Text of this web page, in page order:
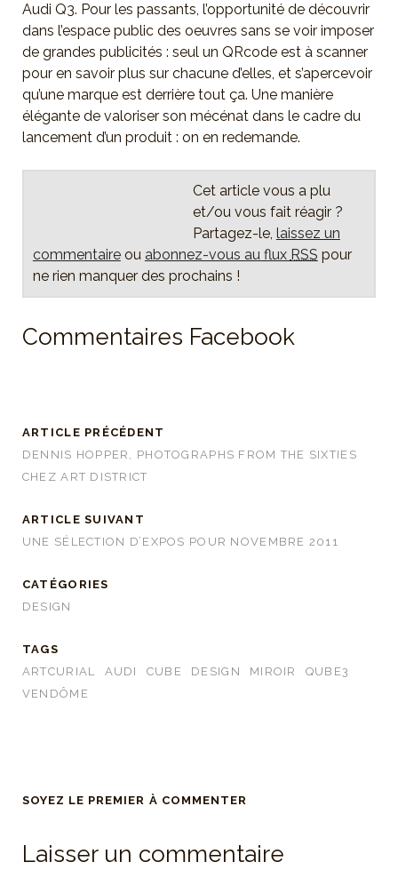
Audi Q3. Pour les passants, l’opportunité de découvrir
dans l’espace public des oeuvres sans se voir imposer
de grandes publicités : seul un QRcode est à scanner
pour en savoir plus sur chacune d’elles, et s’apercevoir
qu’une marque est derrière tout ça. Une manière
élégante de valoriser son mécénat dans le cadre du
lancement d’un produit : on en redemande.
Cet article vous a plu
et/ou vous fait réagir ?
Partagez-le, laissez un
commentaireou abonnez-vous au flux RSS pour
ne rien manquer des prochains !
Commentaires Facebook
ARTICLE PRÉCÉDENT
DENNIS HOPPER, PHOTOGRAPHS FROM THE SIXTIES
CHEZ ART DISTRICT
ARTICLE SUIVANT
UNE SÉLECTION D’EXPOS POUR NOVEMBRE 2011
CATÉGORIES
DESIGN
TAGS
ARTCURIAL
AUDI CUBE DESIGN MIROIR
QUBE3
VENDÔME
SOYEZ LE PREMIER À COMMENTER
Laisser un commentaire